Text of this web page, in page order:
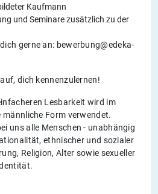
Kaufmann
und Seminare zusätzlich zu der
gerne an: bewerbung@edeka-
dich kennenzulernen!
Lesbarkeit wird im
männliche Form verwendet.
uns alle Menschen - unabhängig
ethnischer und sozialer
Religion, Alter sowie sexueller